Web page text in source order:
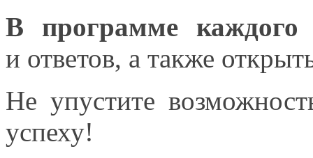
В программе каждого
и ответов, а также
Не упустите
успеху!